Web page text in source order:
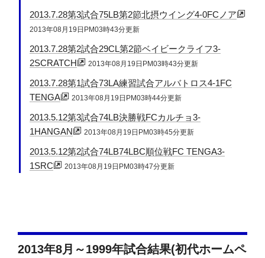
2013.7.28第3試合75LB第2節北摂ウイング4-0FCノア
2013年08月19日PM03時43分更新
2013.7.28第2試合29CL第2節ベイビークライフ3-
2SCRATCH
2013年08月19日PM03時43分更新
2013.7.28第1試合73LA練習試合アルバトロス4-1FC
TENGA
2013年08月19日PM03時44分更新
2013.5.12第3試合74LB決勝戦FCカルチョ3-
1HANGAN
2013年08月19日PM03時45分更新
2013.5.12第2試合74LB74LBC順位戦FC TENGA3-
1SRC
2013年08月19日PM03時47分更新
2013年8月～1999年試合結果(初代ホームペ